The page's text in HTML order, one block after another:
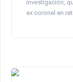
investigación,
ex coronel en